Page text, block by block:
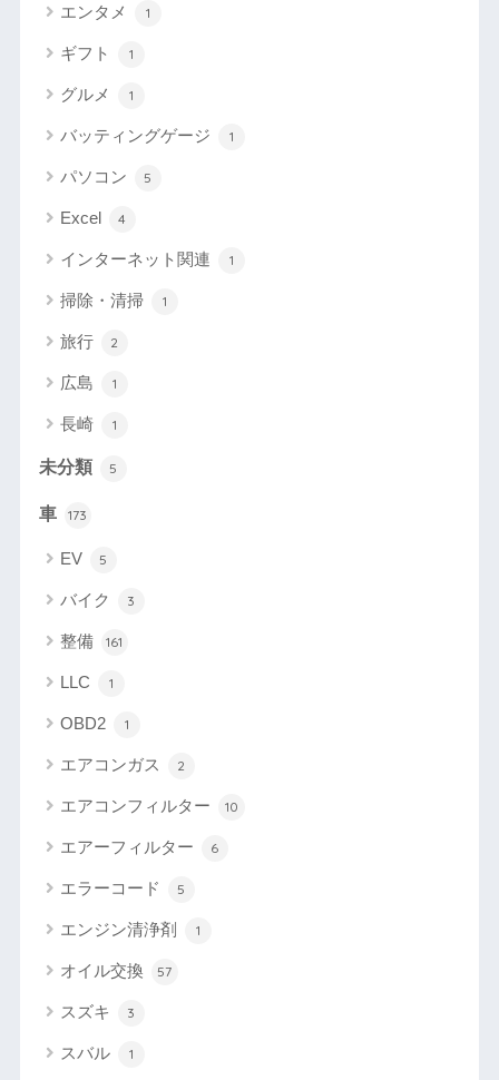
エンタメ 1
ギフト 1
グルメ 1
バッティングゲージ 1
パソコン 5
Excel 4
インターネット関連 1
掃除・清掃 1
旅行 2
広島 1
長崎 1
未分類 5
車 173
EV 5
バイク 3
整備 161
LLC 1
OBD2 1
エアコンガス 2
エアコンフィルター 10
エアーフィルター 6
エラーコード 5
エンジン清浄剤 1
オイル交換 57
スズキ 3
スバル 1